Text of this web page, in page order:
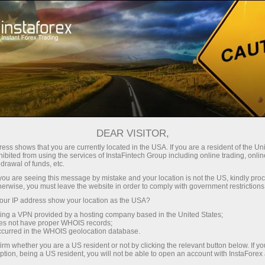
টেকনিক্যাল বিশ্লেষণ
ফরেক্স নিবন্ধ: বিনামূল্যে শিক্ষাগত উপকরণ
ফরেক্স নিবন্ধ: বিনামূল্যে শিক্ষাগত
উপকরণ
টেকনিক্যাল বিশ্লেষণে ব্যবহৃত ত্রিভুজ হলো সবচেয়ে জনপ্রিয়
প্যাটার্নগুলোর একটি। বেশিরভাগ ফিন্যান্সিয়াল ইন্সট্রুমেন্ট এবং
যেকোনো সময়সীমায় এই প্যাস্টার্ন তৈরি হয়। ত্রিভুজকে সাধারণত
প্রবণতা চলমান থাকার নির্দেশক হিসাবে ধরা হয়, অর্থাৎ পূর্ববর্তী
প্রবণতার উপর ভিত্তি করেই বুলিশ বা বিয়ারিশ হয়।
DEAR VISITOR,
shows that you are currently located in the USA. If you are a resident of the
from using the services of InstaFintech Group including online trading,
of funds, etc.
are seeing this message by mistake and your location is not the US, kindly
you must leave the website in order to comply with government
IP address show your location as the USA?
a VPN provided by a hosting company based in the United States;
not have proper WHOIS records;
in the WHOIS geolocation database.
whether you are a US resident or not by clicking the relevant button below. If
being a US resident, you will not be able to open an account with InstaForex